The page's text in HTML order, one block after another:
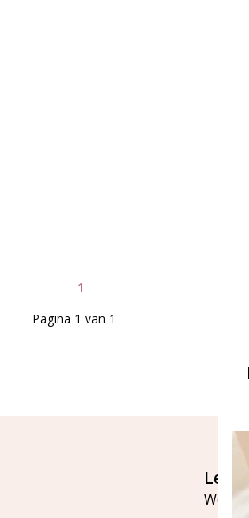
1
Pagina 1 van 1
Let's
Word